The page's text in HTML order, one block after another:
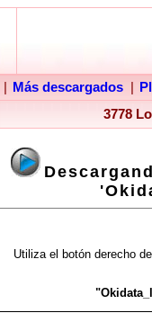
Más descargados
3778
Utiliza el botón derecho